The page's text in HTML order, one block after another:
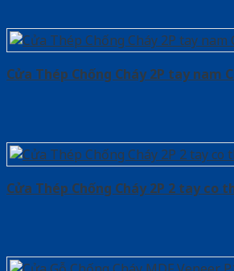
Cửa Thép Chống Cháy 2P tay nam
Cửa Thép Chống Cháy 2P 2 tay co